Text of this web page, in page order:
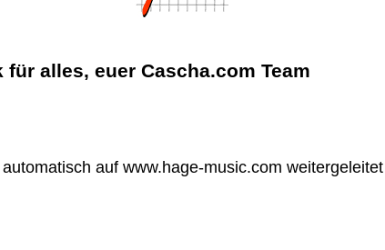
für alles, euer Cascha.com Team
auf www.hage-music.com weitergeleitet